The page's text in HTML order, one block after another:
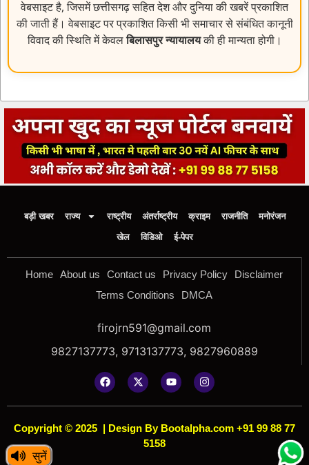
सुनें
बड़ी खबर राज्य राष्ट्रीय अंतर्राष्ट्रीय क्राइम राजनीति
मनोरंजन
खेल
विडिओ ई-पेपर
firojrn591@gmail.com
9827137773, 9713137773, 9827960889
Copyright © 2025 |Design By Bootalpha.com +91 99 88 77
5158